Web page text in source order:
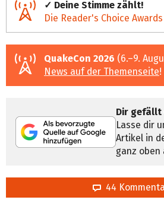
✓ Deine Stimme zählt!
Die Reader's Choice
QuakeCon 2026 (6.–9.
News auf der Themenseite!
Dir gefällt
Lasse dir
Artikel in
ganz oben
44